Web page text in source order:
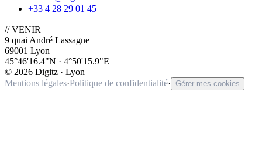
+33 4 28 29 01 45
// VENIR
9 quai André Lassagne
69001 Lyon
45°46'16.4"N · 4°50'15.9"E
© 2026 Digitz · Lyon
Mentions légales·Politique de confidentialité· Gérer mes cookies